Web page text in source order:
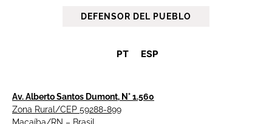
DEFENSOR DEL PUEBLO
PT ESP
Av. Alberto Santos Dumont, N° 1.560
Zona Rural/CEP 59288-899
Macaíba/RN – Brasil